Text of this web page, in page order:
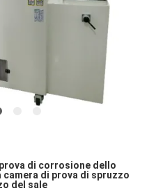
di corrosione dello
di prova di spruzzo
del sale